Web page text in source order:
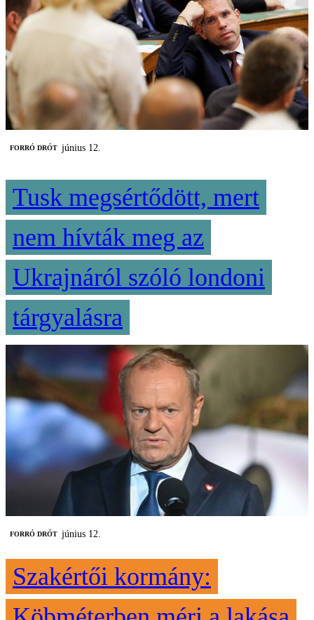
FORRÓ DRÓT június 12.
Tusk megsértődött, mert
nem hívták meg az
Ukrajnáról szóló londoni
tárgyalásra
FORRÓ DRÓT június 12.
Szakértői kormány: